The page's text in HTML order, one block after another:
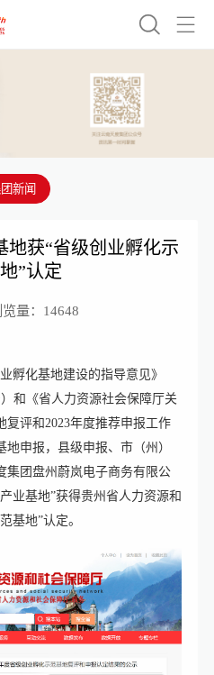


新闻
地获“省级创业孵化示
”认定
览量：14648
孵化基地建设的指导意见》
）和《省人力资源社会保障厅关
评和2023年度推荐申报工作
申报，县级申报、市（州）
集团盘州蔚岚电子商务有限公
业基地”获得贵州省人力资源和
基地”认定。